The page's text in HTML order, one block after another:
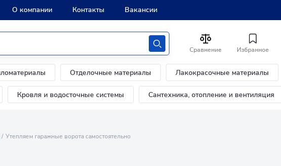
О компании Контакты Вакансии
Сравнение Избранное
Отделочные материалы Лакокрасочные материалы
Кровля и водосточные системы Сантехника, отопление и вентиляция
Утепляем гаражные ворота самостоятельно